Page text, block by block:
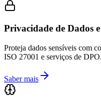
Privacidade de Dados
Proteja dados sensíveis com
ISO 27001 e serviços de DPO.
Saber mais